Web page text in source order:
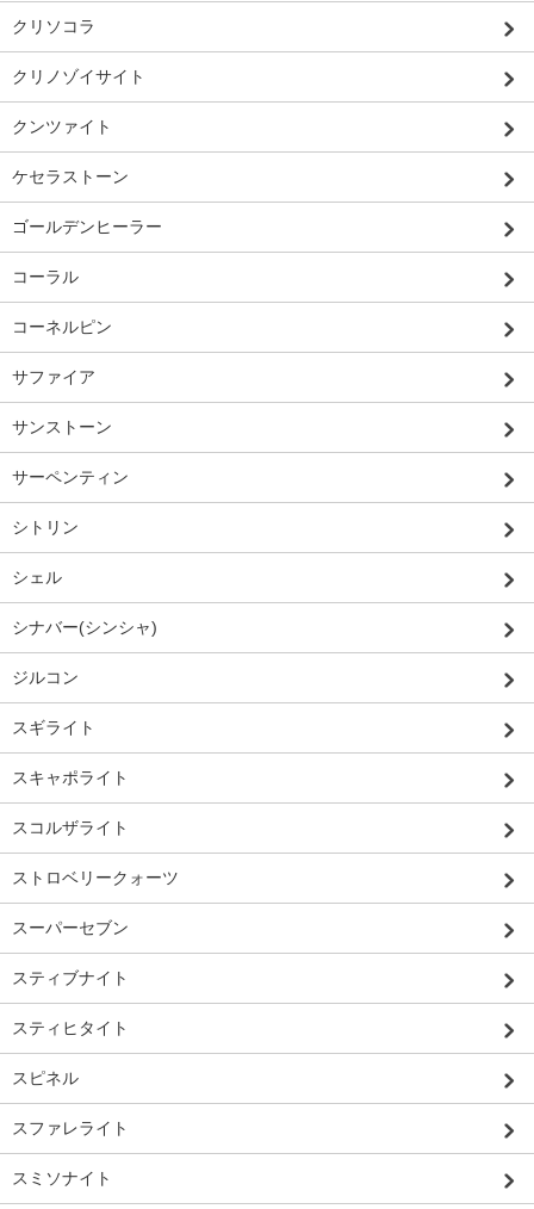
クリソコラ
クリノゾイサイト
クンツァイト
ケセラストーン
ゴールデンヒーラー
コーラル
コーネルピン
サファイア
サンストーン
サーペンティン
シトリン
シェル
シナバー(シンシャ)
ジルコン
スギライト
スキャポライト
スコルザライト
ストロベリークォーツ
スーパーセブン
スティブナイト
スティヒタイト
スピネル
スファレライト
スミソナイト